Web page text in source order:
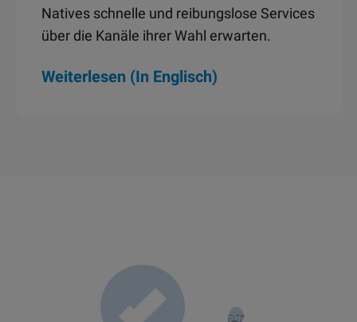
Natives schnelle und reibungslose Services
über die Kanäle ihrer Wahl erwarten.
Weiterlesen (In Englisch)